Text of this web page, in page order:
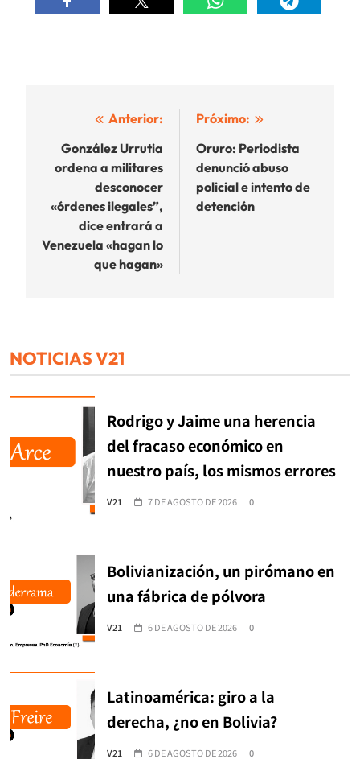
Navegación
de
entradas
Anterior:
González Urrutia
ordena a militares
desconocer
«órdenes ilegales”,
dice entrará a
Venezuela «hagan lo
que hagan»
Próximo:
Oruro: Periodista
denunció abuso
policial e intento de
detención
NOTICIAS V21
Rodrigo y Jaime una herencia
del fracaso económico en
nuestro país, los mismos errores
V21 7 DE AGOSTO DE 2026 0
Bolivianización, un pirómano en
una fábrica de pólvora
V21 6 DE AGOSTO DE 2026 0
Latinoamérica: giro a la
derecha, ¿no en Bolivia?
V21 6 DE AGOSTO DE 2026 0